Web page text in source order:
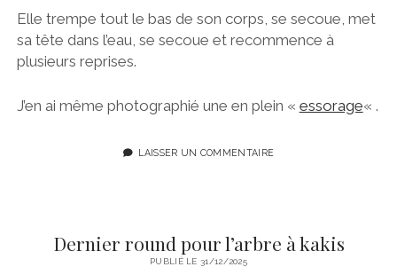
Elle trempe tout le bas de son corps, se secoue, met
sa tête dans l’eau, se secoue et recommence à
plusieurs reprises.
J’en ai même photographié une en plein « essorage« .
LAISSER UN COMMENTAIRE
Dernier round pour l’arbre à kakis
PUBLIÉ LE 31/12/2025